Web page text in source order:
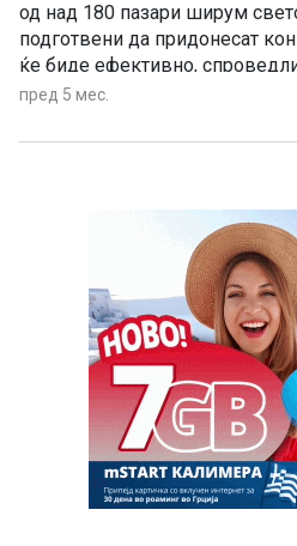
од над 180 пазари ширум
подготвени да придонесат
ќе биде ефективно,
јавното здравје, граѓаните и
пред 5 мес.